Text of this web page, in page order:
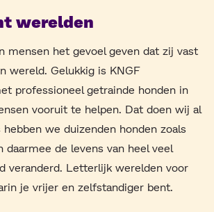
werelden
mensen het gevoel geven dat zij vast
wereld. Gelukkig is KNGF
professioneel getrainde honden in
vooruit te helpen. Dat doen wij al
we duizenden honden zoals
daarmee de levens van heel veel
veranderd. Letterlijk werelden voor
je vrijer en zelfstandiger bent.